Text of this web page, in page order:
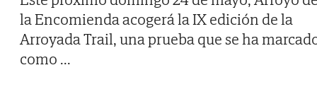
la Encomienda acogerá la IX edición de la
Arroyada Trail, una prueba que se ha
como ...